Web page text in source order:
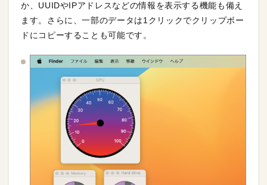
か、UUIDやIPアドレスなどの情報を表示する機能も備え
ます。さらに、一部のデータは1クリックでクリップボー
ドにコピーすることも可能です。